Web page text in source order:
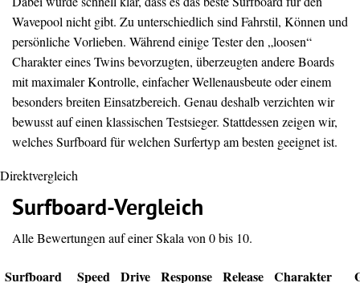
Wavepool nicht gibt. Zu unterschiedlich sind Fahrstil, Können und
persönliche Vorlieben. Während einige Tester den „loosen“
Charakter eines Twins bevorzugten, überzeugten andere Boards
mit maximaler Kontrolle, einfacher Wellenausbeute oder einem
besonders breiten Einsatzbereich. Genau deshalb verzichten wir
bewusst auf einen klassischen Testsieger. Stattdessen zeigen wir,
welches Surfboard für welchen Surfertyp am besten geeignet ist.
Direktvergleich
Surfboard-Vergleich
Alle Bewertungen auf einer Skala von 0 bis 10.
Surfboard Speed Drive Response Release Charakter